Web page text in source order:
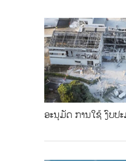
ອະນຸມັດ ການໃຊ້ ງົບປ